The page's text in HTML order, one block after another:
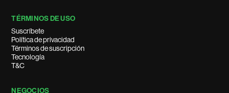
TÉRMINOS DE USO
Suscríbete
Política de privacidad
Términos de suscripción
Tecnología
T&C
NEGOCIOS